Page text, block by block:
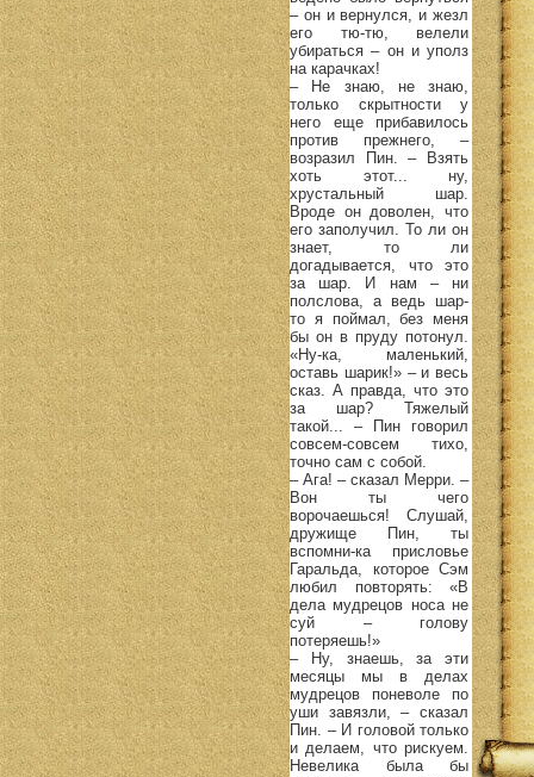
– он и вернулся, и жезл
его тю-тю, велели
убираться – он и уполз
на карачках!
– Не знаю, не знаю,
только скрытности у
него еще прибавилось
против прежнего, –
возразил Пин. – Взять
хоть этот... ну,
хрустальный шар.
Вроде он доволен, что
его заполучил. То ли он
знает, то ли
догадывается, что это
за шар. И нам – ни
полслова, а ведь шар-
то я поймал, без меня
бы он в пруду потонул.
«Ну-ка, маленький,
оставь шарик!» – и весь
сказ. А правда, что это
за шар? Тяжелый
такой... – Пин говорил
совсем-совсем тихо,
точно сам с собой.
– Ага! – сказал Мерри. –
Вон ты чего
ворочаешься! Слушай,
дружище Пин, ты
вспомни-ка присловье
Гаральда, которое Сэм
любил повторять: «В
дела мудрецов носа не
суй – голову
потеряешь!»
– Ну, знаешь, за эти
месяцы мы в делах
мудрецов поневоле по
уши завязли, – сказал
Пин. – И головой только
и делаем, что рискуем.
Невелика была бы